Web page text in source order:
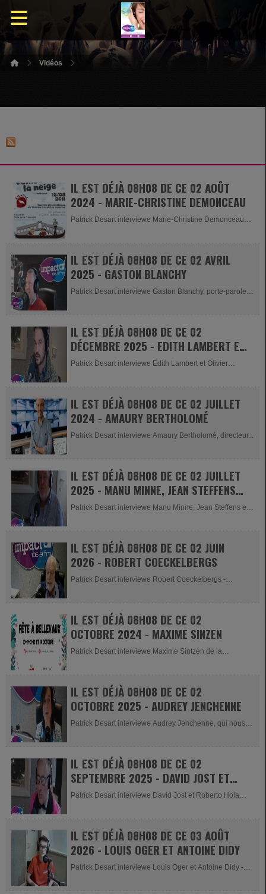
Vidéos
IL EST DÉJÀ 08H08 DE CE 02 AOÛT
2024 - MARIE-CHRISTINE DEMONCEAU
Patrick Desart interviewe Marie-Christine Demonceau
IL EST DÉJÀ 08H08 DE CE 02 AVRIL
2025 - GASTON BLANCHY
Patrick Desart interviewe Gaston Blanchy, porte-parole
IL EST DÉJÀ 08H08 DE CE 02
DÉCEMBRE 2025 - EDITH LAMBERT ET
OLIVIER DETHIER
Patrick Desart interviewe Edith Lambert et Olivier
IL EST DÉJÀ 08H08 DE CE 02 JUILLET
2024 - AMAURY BERTHOLOMÉ
Patrick Desart interviewe Amaury Bertholomé, directeur...
IL EST DÉJÀ 08H08 DE CE 02 JUILLET
2025 - MANU MINNE, JEAN STEFFENS
ET LUCAS BOUILLE
Patrick Desart interviewe Manu Minne, Jean Steffens et
IL EST DÉJÀ 08H08 DE CE 02 JUIN
2026 - ROBERT COECKELBERGS
Patrick Desart interviewe Robert Coeckelbergs -
IL EST DÉJÀ 08H08 DE CE 02
OCTOBRE 2024 - MAXIME SINZEN
Patrick Desart interviewe Maxime Sintzen de la
IL EST DÉJÀ 08H08 DE CE 02
OCTOBRE 2025 - AUDREY JENCHENNE
Patrick Desart interviewe Audrey Jenchenne, qui nous
IL EST DÉJÀ 08H08 DE CE 02
SEPTEMBRE 2025 - DAVID JOST ET
ROBERTO HOLA
Patrick Desart interviewe David Jost et Roberto Hola
IL EST DÉJÀ 08H08 DE CE 03 AOÛT
2026 - LOUIS OGER ET ANTOINE DIDY
Patrick Desart interviewe Louis Oger et Antoine Didy -